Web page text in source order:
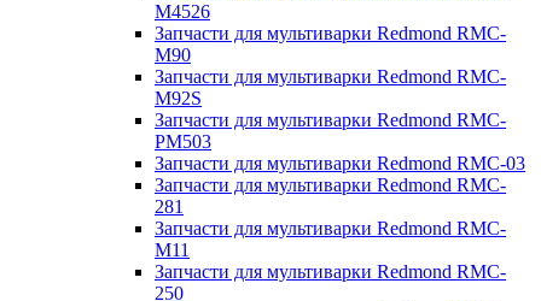
M4526
Запчасти для мультиварки Redmond RMC-
M90
Запчасти для мультиварки Redmond RMC-
M92S
Запчасти для мультиварки Redmond RMC-
PM503
Запчасти для мультиварки Redmond RMC-03
Запчасти для мультиварки Redmond RMC-
281
Запчасти для мультиварки Redmond RMC-
M11
Запчасти для мультиварки Redmond RMC-
250